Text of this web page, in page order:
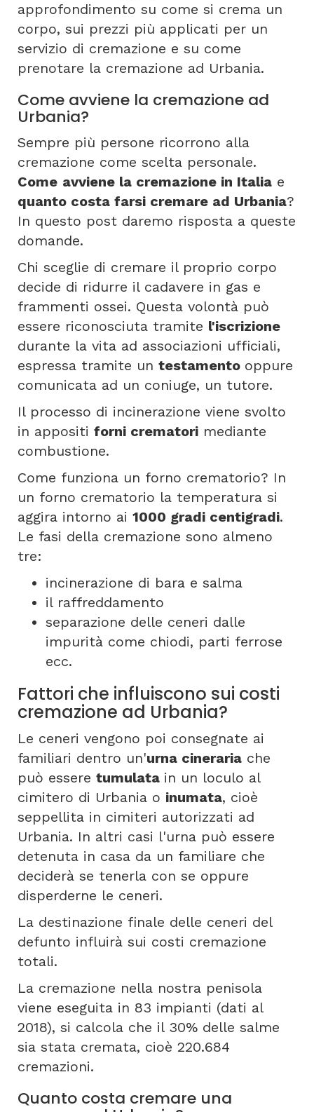
approfondimento su come si crema un
corpo, sui prezzi più applicati per un
servizio di cremazione e su come
prenotare la cremazione ad Urbania.
Come avviene la cremazione ad
Urbania?
Sempre più persone ricorrono alla
cremazione come scelta personale.
Come avviene la cremazione in Italia e
quanto costa farsi cremare ad Urbania?
In questo post daremo risposta a queste
domande.
Chi sceglie di cremare il proprio corpo
decide di ridurre il cadavere in gas e
frammenti ossei. Questa volontà può
essere riconosciuta tramite l'iscrizione
durante la vita ad associazioni ufficiali,
espressa tramite un testamento oppure
comunicata ad un coniuge, un tutore.
Il processo di incinerazione viene svolto
in appositi forni crematori mediante
combustione.
Come funziona un forno crematorio? In
un forno crematorio la temperatura si
aggira intorno ai 1000 gradi centigradi.
Le fasi della cremazione sono almeno
tre:
incinerazione di bara e salma
il raffreddamento
separazione delle ceneri dalle
impurità come chiodi, parti ferrose
ecc.
Fattori che influiscono sui costi
cremazione ad Urbania?
Le ceneri vengono poi consegnate ai
familiari dentro un'urna cineraria che
può essere tumulata in un loculo al
cimitero di Urbania o inumata, cioè
seppellita in cimiteri autorizzati ad
Urbania. In altri casi l'urna può essere
detenuta in casa da un familiare che
deciderà se tenerla con se oppure
disperderne le ceneri.
La destinazione finale delle ceneri del
defunto influirà sui costi cremazione
totali.
La cremazione nella nostra penisola
viene eseguita in 83 impianti (dati al
2018), si calcola che il 30% delle salme
sia stata cremata, cioè 220.684
cremazioni.
Quanto costa cremare una